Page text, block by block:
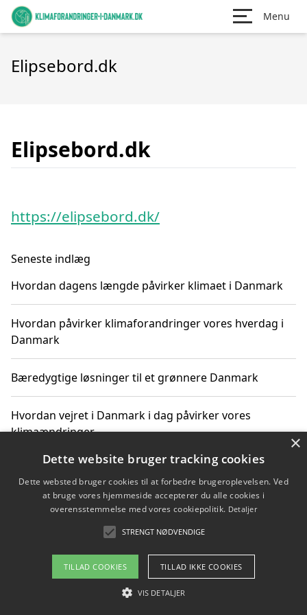
Menu
Elipsebord.dk
Elipsebord.dk
https://elipsebord.dk/
Seneste indlæg
Hvordan dagens længde påvirker klimaet i Danmark
Hvordan påvirker klimaforandringer vores hverdag i
Danmark
Bæredygtige løsninger til et grønnere Danmark
Hvordan vejret i Danmark i dag påvirker vores
klimaændringer
Hvordan klimaændringer påvirker danske unges
gaveønsker
Om / kontakt
Blog Betingelser
×
Dette website bruger tracking cookies
Dette websted bruger cookies til at forbedre brugeroplevelsen. Ved
at bruge vores hjemmeside accepterer du alle cookies i
overensstemmelse med vores cookiepolitik. Detaljer
STRENGT NØDVENDIGE
TILLAD COOKIES TILLAD IKKE COOKIES
VIS DETALJER